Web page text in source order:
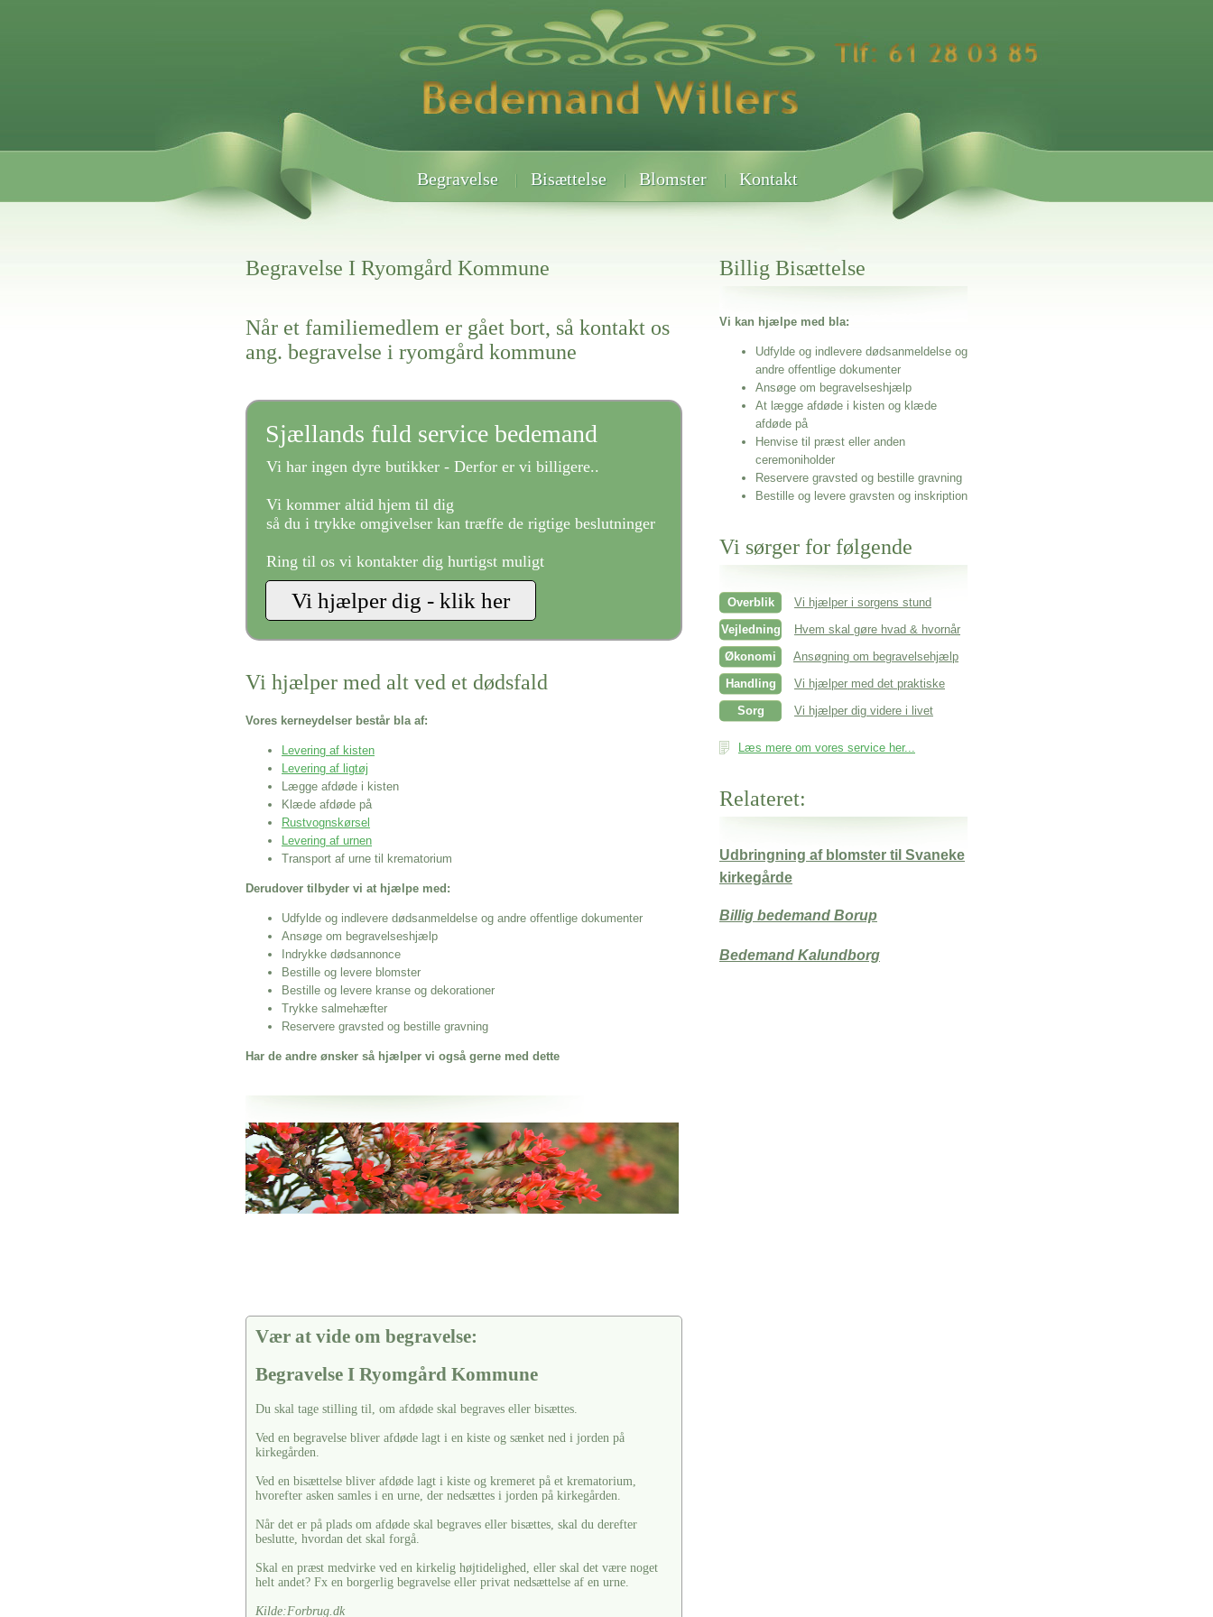
Begravelse Bisættelse Blomster Kontakt
Begravelse I Ryomgård Kommune
Når et familiemedlem er gået bort, så kontakt os
ang. begravelse i ryomgård kommune
Sjællands fuld service bedemand
Vi har ingen dyre butikker - Derfor er vi billigere..
Vi kommer altid hjem til dig
så du i trykke omgivelser kan træffe de rigtige beslutninger
Ring til os vi kontakter dig hurtigst muligt
Vi hjælper med alt ved et dødsfald
Vores kerneydelser består bla af:
Levering af kisten
Levering af ligtøj
Lægge afdøde i kisten
Klæde afdøde på
Rustvognskørsel
Levering af urnen
Transport af urne til krematorium
Derudover tilbyder vi at hjælpe med:
Udfylde og indlevere dødsanmeldelse og andre offentlige dokumenter
Ansøge om begravelseshjælp
Indrykke dødsannonce
Bestille og levere blomster
Bestille og levere kranse og dekorationer
Trykke salmehæfter
Reservere gravsted og bestille gravning
Har de andre ønsker så hjælper vi også gerne med dette
Her hos os får du altid en god afslutning når det gælder
Begravelse I Ryomgård Kommune
vi hjælper i alle faser af begravelsel
Vær at vide om begravelse:
Begravelse I Ryomgård Kommune
Du skal tage stilling til, om afdøde skal begraves eller bisættes.
Ved en begravelse bliver afdøde lagt i en kiste og sænket ned i jorden på
kirkegården.
Ved en bisættelse bliver afdøde lagt i kiste og kremeret på et krematorium,
hvorefter asken samles i en urne, der nedsættes i jorden på kirkegården.
Når det er på plads om afdøde skal begraves eller bisættes, skal du derefter
beslutte, hvordan det skal forgå.
Skal en præst medvirke ved en kirkelig højtidelighed, eller skal det være noget
helt andet? Fx en borgerlig begravelse eller privat nedsættelse af en urne.
Kilde:Forbrug.dk
Billig Bisættelse
Vi kan hjælpe med bla:
Udfylde og indlevere dødsanmeldelse og
andre offentlige dokumenter
Ansøge om begravelseshjælp
At lægge afdøde i kisten og klæde
afdøde på
Henvise til præst eller anden
ceremoniholder
Reservere gravsted og bestille gravning
Bestille og levere gravsten og inskription
Vi sørger for følgende
Overblik
Vi hjælper i sorgens stund
Vejledning
Hvem skal gøre hvad & hvornår
Økonomi
Ansøgning om begravelsehjælp
Handling
Vi hjælper med det praktiske
Sorg
Vi hjælper dig videre i livet
Læs mere om vores service her...
Relateret:
Udbringning af blomster til Svaneke
kirkegårde
Billig bedemand Borup
Bedemand Kalundborg